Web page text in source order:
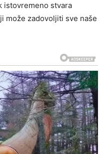
istovremeno stvara
može zadovoljiti sve naše